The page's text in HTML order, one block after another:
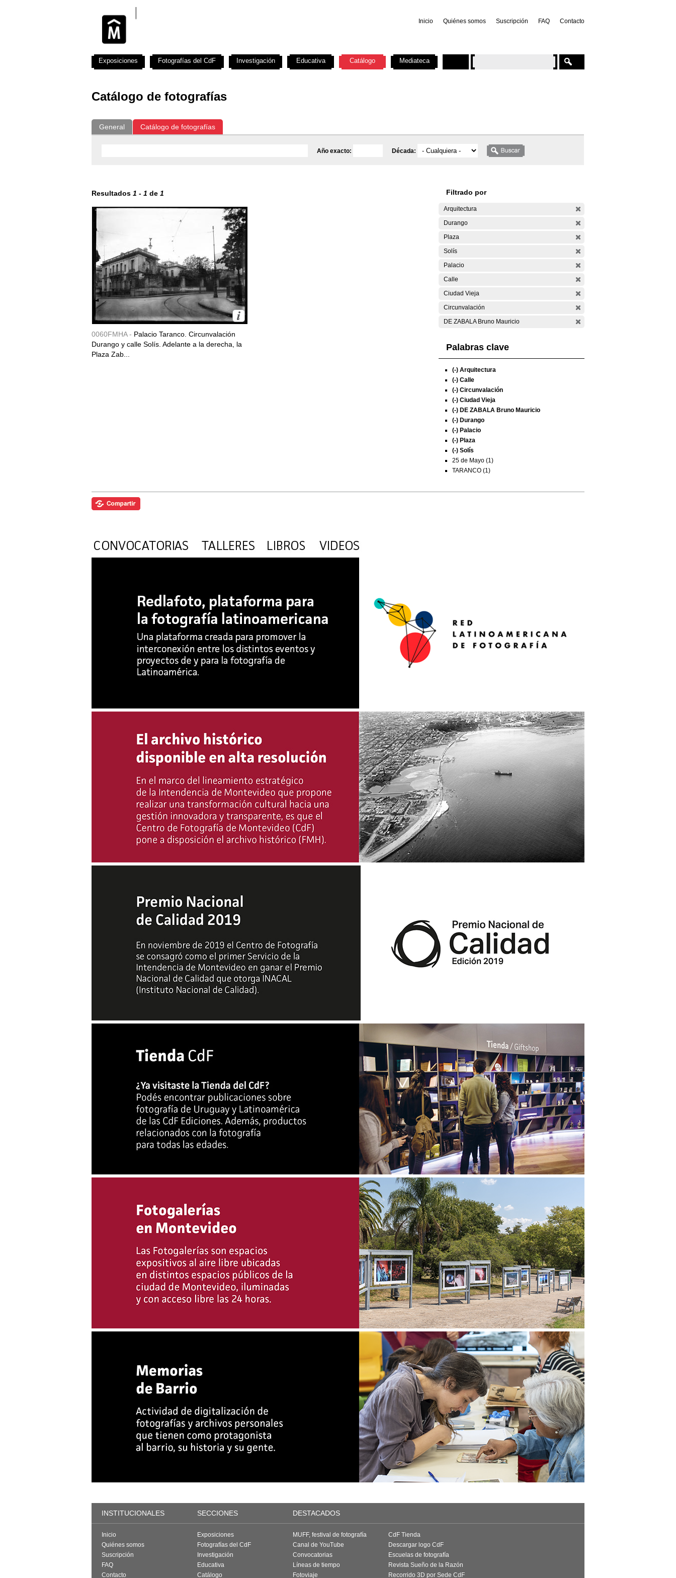
Inicio Quiénes somos Suscripción FAQ Contacto
Catálogo de fotografías
General Catálogo de fotografías
Año exacto: Década:
Resultados 1 - 1 de 1
0060FMHA - Palacio Taranco. Circunvalación
Durango y calle Solís. Adelante a la derecha, la
Plaza Zab...
Filtrado por
Arquitectura
Durango
Plaza
Solís
Palacio
Calle
Ciudad Vieja
Circunvalación
DE ZABALA Bruno Mauricio
Palabras clave
(-) Arquitectura
(-) Calle
(-) Circunvalación
(-) Ciudad Vieja
(-) DE ZABALA Bruno Mauricio
(-) Durango
(-) Palacio
(-) Plaza
(-) Solís
25 de Mayo (1)
TARANCO (1)
Exposiciones Fotografías del CdF Investigación Educativa Catálogo Mediateca
INSTITUCIONALES SECCIONES DESTACADOS
Inicio
Quiénes somos
Suscripción
FAQ
Contacto
Exposiciones
Fotografías del CdF
Investigación
Educativa
Catálogo
MUFF, festival de fotografía
Canal de YouTube
Convocatorias
Líneas de tiempo
Fotoviaje
CdF Tienda
Descargar logo CdF
Escuelas de fotografía
Revista Sueño de la Razón
Recorrido 3D por Sede CdF